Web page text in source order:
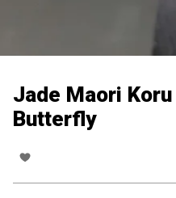
Jade Maori
Butterfly